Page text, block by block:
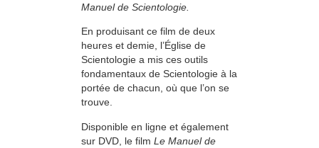
Manuel de Scientologie.
En produisant ce film de deux
heures et demie, l’Église de
Scientologie a mis ces outils
fondamentaux de Scientologie à la
portée de chacun, où que l’on se
trouve.
Disponible en ligne et également
sur DVD, le film Le Manuel de